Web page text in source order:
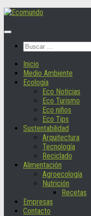
Saltar
contenido
Buscar:
Inicio
Medio Ambiente
Ecología
Eco Noticias
Eco Turismo
Eco niños
Eco Tips
Sustentabilidad
Arquitectura
Tecnología
Reciclado
Alimentación
Agroecología
Nutrición
Recetas
Empresas
Contacto